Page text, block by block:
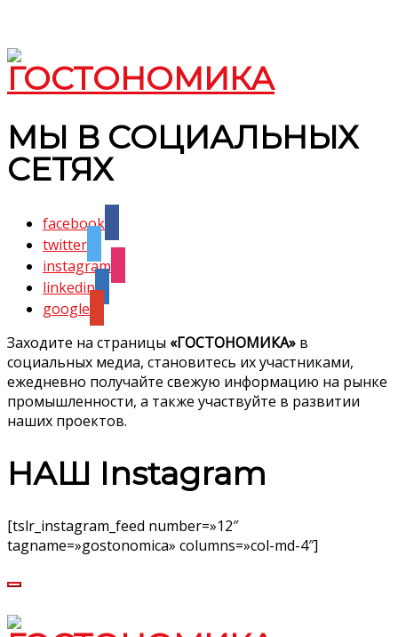
МЫ В СОЦИАЛЬНЫХ
СЕТЯХ
facebook
twitter
instagram
linkedin
google
Заходите на страницы «ГОСТОНОМИКА» в
социальных медиа, становитесь их участниками,
ежедневно получайте свежую информацию на рынке
промышленности, а также участвуйте в развитии
наших проектов.
НАШ Instagram
[tslr_instagram_feed number=»12″
tagname=»gostonomica» columns=»col-md-4″]